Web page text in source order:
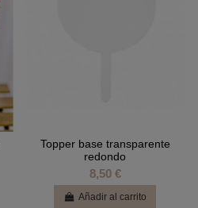
Topper base transparente
redondo
8,50 €
Añadir al carrito